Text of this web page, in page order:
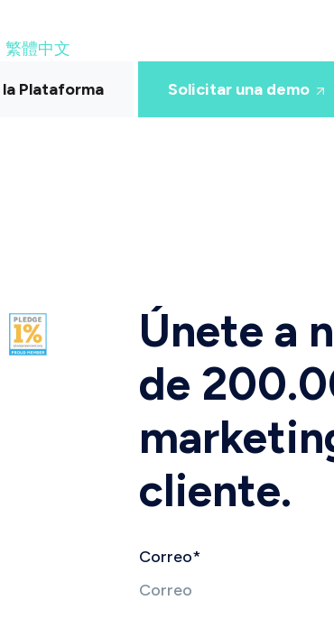
繁體中文
Plataforma Solicitar una demo
Únete a
de
cliente.
Correo*